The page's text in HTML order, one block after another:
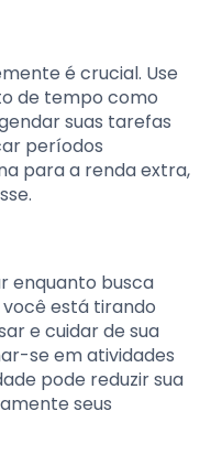
é crucial. Use
de tempo como
suas tarefas
períodos
para a renda extra,
enquanto busca
está tirando
e cuidar de sua
se em atividades
pode reduzir sua
seus